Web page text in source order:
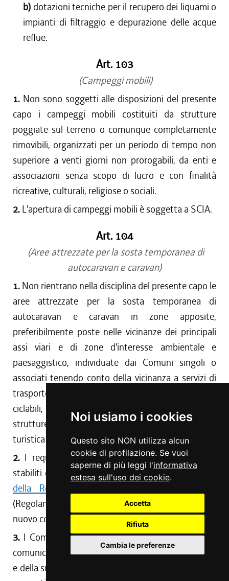
Noi usiamo i cookies
Questo sito NON utilizza alcun
cookie di profilazione. Se vuoi
saperne di più leggi l'informativa
estesa sull'uso dei cookie.
Accetta
Rifiuta
Cambia le preferenze
b) dotazioni tecniche per il recupero dei liquami o
impianti di filtraggio e depurazione delle acque
reflue.
Art. 103
(Campeggi mobili)
1. Non sono soggetti alle disposizioni del presente
capo i campeggi mobili costituiti da strutture
poggiate sul terreno o comunque completamente
rimovibili, organizzati per un periodo di tempo non
superiore a venti giorni non prorogabili, da enti e
associazioni senza scopo di lucro e con finalità
ricreative, culturali, religiose o sociali.
2. L'apertura di campeggi mobili è soggetta a SCIA.
Art. 104
(Aree attrezzate per la sosta temporanea di
autocaravan e caravan)
1. Non rientrano nella disciplina del presente capo le
aree attrezzate per la sosta temporanea di
autocaravan e caravan in zone apposite,
preferibilmente poste nelle vicinanze dei principali
assi viari e di zone d'interesse ambientale e
paesaggistico, individuate dai Comuni singoli o
associati tenendo conto della vicinanza a servizi di
trasporto pubblico, del collegamento con piste
ciclabili, della presenza di esercizi commerciali, di
strutture ricreative e culturali, nonché dell'offerta
turistica esistente.
2. I requisiti delle aree di cui al comma 1 sono
stabiliti dall'
articolo 378 del decreto del Presidente
della Repubblica 16 dicembre 1992, n. 495
(Regolamento di esecuzione e di attuazione del
nuovo codice della strada).
3. I Comuni, singoli o associati, danno tempestiva
comunicazione dei servizi forniti dall'area attrezzata
e della sua dislocazione ai soggetti pubblici e privati